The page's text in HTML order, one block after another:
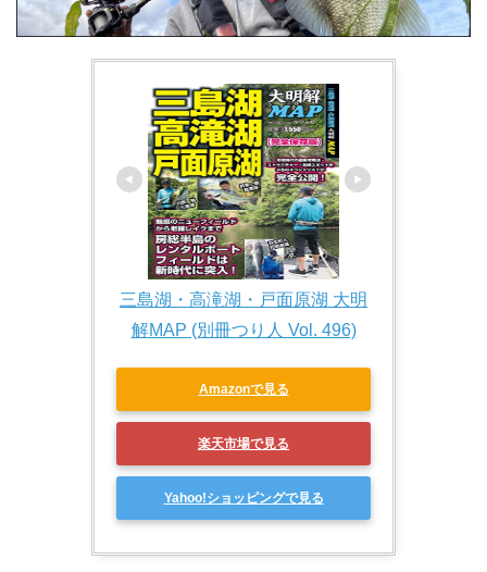
三島湖・高滝湖・戸面原湖 大明
解MAP (別冊つり人 Vol. 496)
Amazonで見る
楽天市場で見る
Yahoo!ショッピングで見る